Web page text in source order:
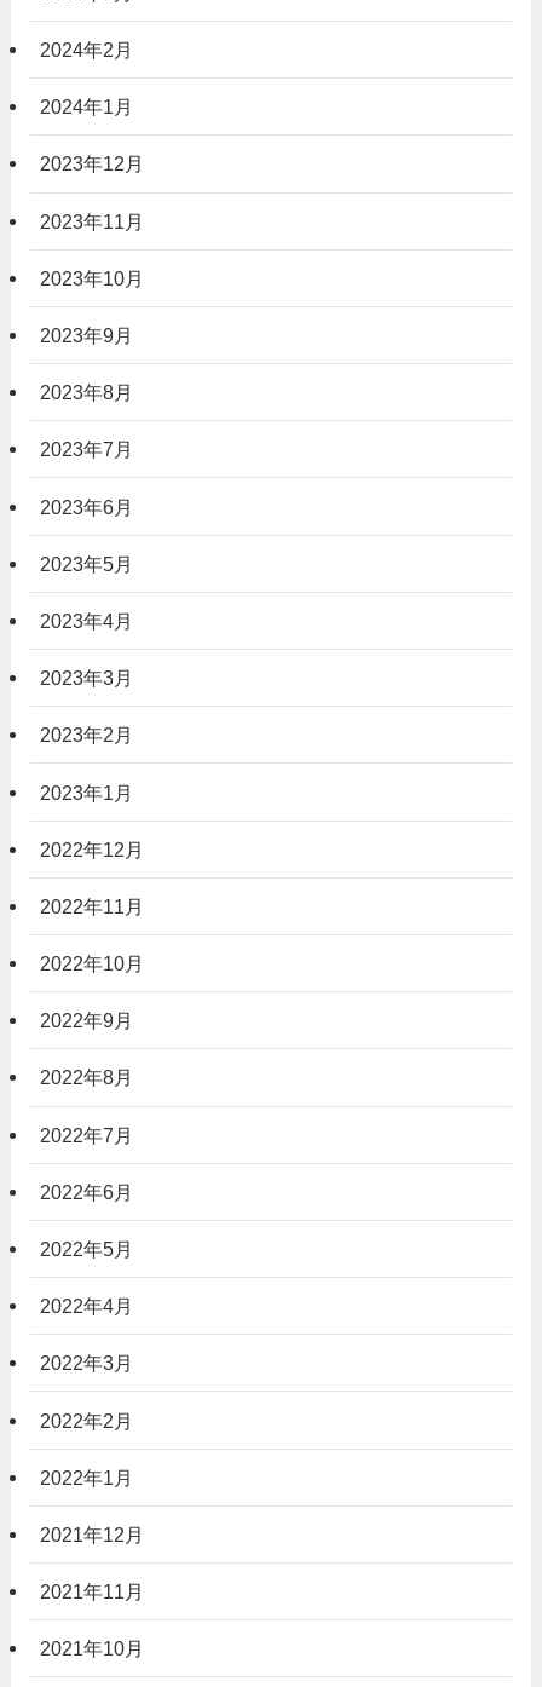
2024年2月
2024年1月
2023年12月
2023年11月
2023年10月
2023年9月
2023年8月
2023年7月
2023年6月
2023年5月
2023年4月
2023年3月
2023年2月
2023年1月
2022年12月
2022年11月
2022年10月
2022年9月
2022年8月
2022年7月
2022年6月
2022年5月
2022年4月
2022年3月
2022年2月
2022年1月
2021年12月
2021年11月
2021年10月